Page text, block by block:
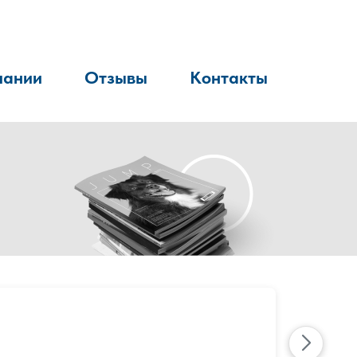
Отзывы Контакты